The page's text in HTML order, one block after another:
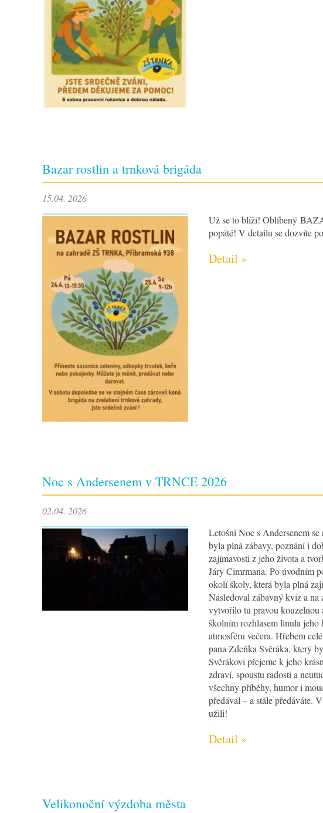
Bazar rostlin a trnková brigáda
15.04. 2026
Už se to blíží! Oblíbený
popáté! V detailu se dozvíte
Detail »
Noc s Andersenem v TRNCE 2026
02.04. 2026
Letošní Noc s Andersenem
byla plná zábavy, poznání i
zajímavosti z jeho života a
Járy Cimrmana. Po úvodním
okolí školy, která byla plná
Následoval zábavný kvíz a na
vytvořilo tu pravou kouzelnou
školním rozhlasem linula jeho
atmosféru večera. Hřebem
pana Zdeňka Svěráka, který
Svěrákovi přejeme k jeho
zdraví, spoustu radosti a
všechny příběhy, humor i
předával – a stále předáváte.
užili!
Detail »
Velikonoční výzdoba města